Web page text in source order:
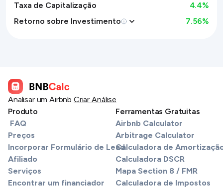
Taxa de Capitalização
4.4%
Retorno sobre Investimento
7.56%
Analisar um Airbnb Criar Análise
Produto
FAQ
Preços
Incorporar Formulário de Lead
Afiliado
Serviços
Encontrar um financiador
Ferramentas Gratuitas
Airbnb Calculator
Arbitrage Calculator
Calculadora de
Calculadora DSCR
Mapa Section 8 / FMR
Calculadora de Impostos